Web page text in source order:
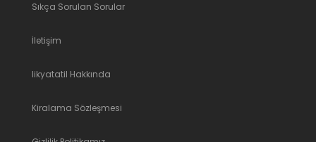
Sıkça Sorulan Sorular
İletişim
likyatatil Hakkında
Kiralama Sözleşmesi